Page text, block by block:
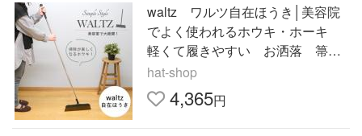
waltz ワルツ自在ほうき│美容院
でよく使われるホウキ・ホーキ
軽くて履きやすい お洒落 箒
美容室 毛が絡まない 軽量 ス
リム 掃き掃除 屋内 室内
hat-shop
4,365円